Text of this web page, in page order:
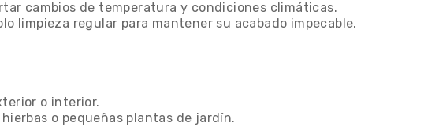
cambios de temperatura y condiciones climáticas.
limpieza regular para mantener su acabado impecable.
o interior.
o pequeñas plantas de jardín.